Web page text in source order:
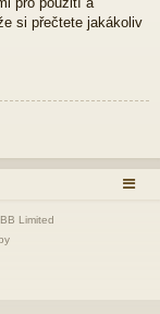
si přečtete jakákoliv
Limited